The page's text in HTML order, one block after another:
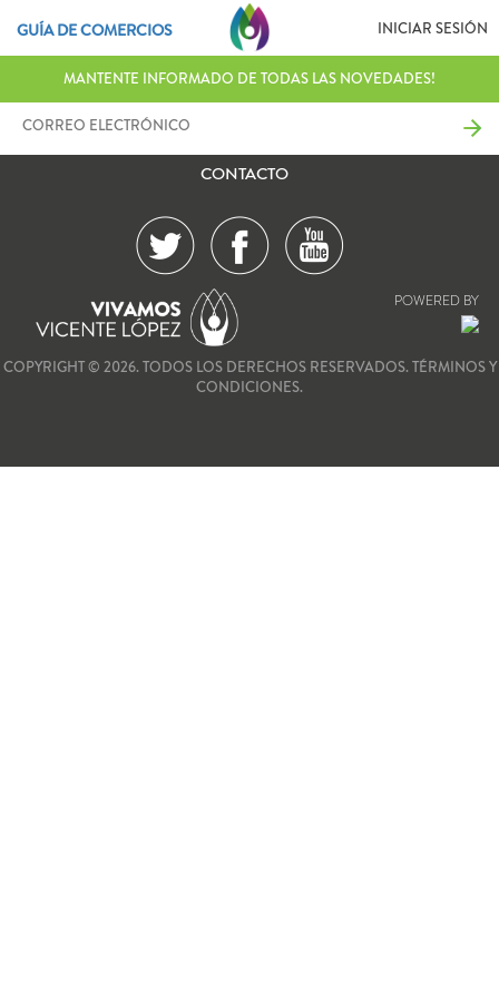
GUÍA DE COMERCIOS INICIAR SESIÓN
MANTENTE INFORMADO DE TODAS LAS NOVEDADES!
CONTACTO
POWERED BY
COPYRIGHT © 2026. TODOS LOS DERECHOS RESERVADOS. TÉRMINOS Y
CONDICIONES.